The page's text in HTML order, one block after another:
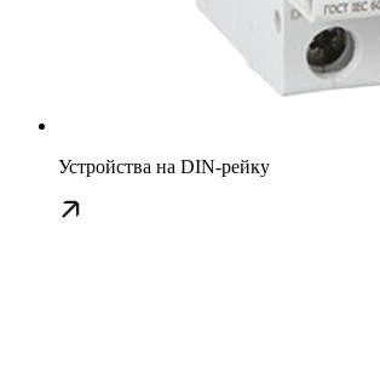
Устройства на DIN-рейку